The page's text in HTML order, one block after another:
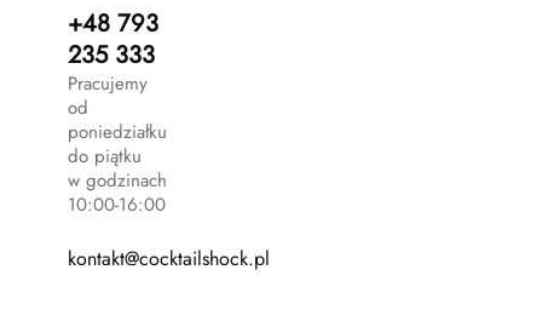
+48 793
235 333
Pracujemy
od
poniedziałku
do piątku
w godzinach
10:00-16:00
kontakt@cocktailshock.pl